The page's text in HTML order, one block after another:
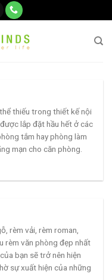
thiếu trong thiết kế nội
lắp đặt hầu hết ở các
tắm hay phòng làm
mạn cho căn phòng.
rèm vải, rèm roman,
rèm văn phòng đẹp nhất
bạn sẽ trở nên hiện
sự xuất hiện của những